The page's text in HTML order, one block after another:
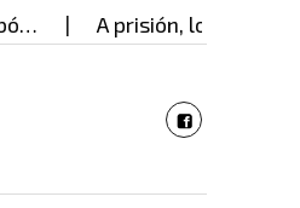
A prisión, los presuntos